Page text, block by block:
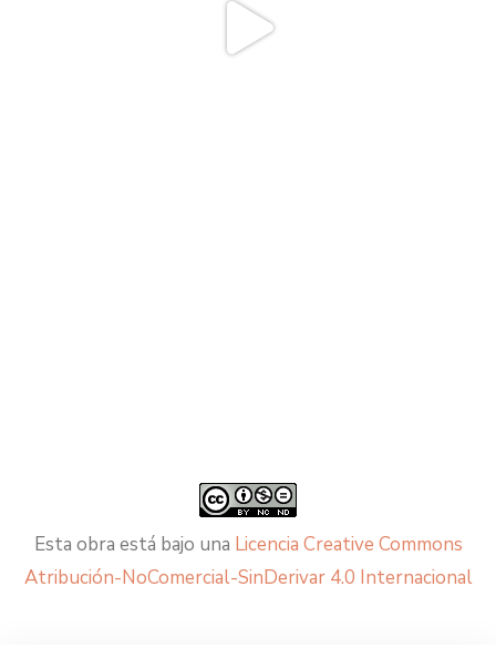
Esta obra está bajo una Licencia Creative Commons
Atribución-NoComercial-SinDerivar 4.0 Internacional